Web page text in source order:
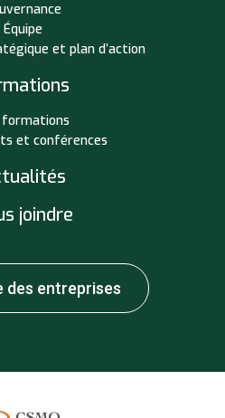
Équipe
et plan d’action
formations
et conférences
joindre
des entreprises